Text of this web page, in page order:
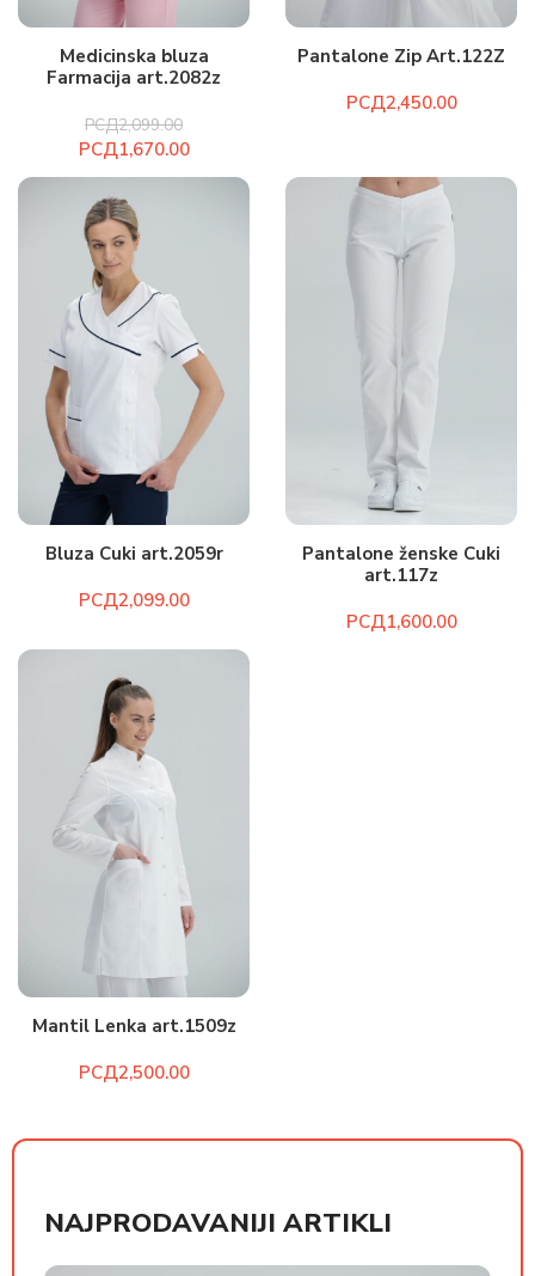
Medicinska bluza
Farmacija art.2082z
РСД2,099.00
РСД1,670.00
Pantalone Zip Art.122Z
РСД
Bluza Cuki art.2059r
РСД
Pantalone ženske Cuki
art.117z
РСД
Mantil Lenka art.1509z
РСД
NAJPRODAVANIJI ARTIKLI